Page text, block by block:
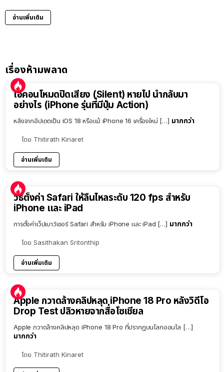
อ่านเพิ่มเติม
เรื่องห้ามพลาด
ไอคอนโหมดปิดเสียง (Silent) หายไป นำกลับมา
อย่างไร (iPhone รุ่นที่มีปุ่ม Action)
หลังจากอัปเดตเป็น iOS 18 หรือแม้ iPhone 16 เครื่องใหม่ […] มากกว่า
โดย Thitirath Kinaret
อ่านเพิ่มเติม
วิธีตั้งค่า Safari ให้ลื่นไหลระดับ 120 fps สำหรับ
iPhone และ iPad
การตั้งค่าเว็ปเบาว์เซอร์ Safari สำหรับ iPhone และ iPad […] มากกว่า
โดย Sasithakan Sritonthip
อ่านเพิ่มเติม
Apple กวาดล้างคลิปหลุด iPhone 18 Pro หลังวิดีโอ
Drop Test ปลิวหายจากสื่อโซเชียล
Apple กวาดล้างคลิปหลุด iPhone 18 Pro ที่ปรากฏบนโลกออนไล […]
มากกว่า
โดย Thitirath Kinaret